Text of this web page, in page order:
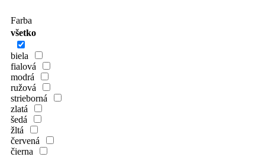
Farba
všetko
biela
fialová
modrá
ružová
strieborná
zlatá
šedá
žltá
červená
čierna